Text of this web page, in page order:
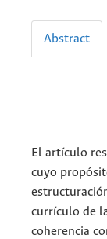
Abstract
El artículo
cuyo
currículo de
coherencia